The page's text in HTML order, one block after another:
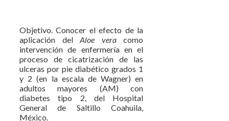
Objetivo. Conocer el efecto de la
aplicación delAloe veracomo
intervención de enfermería en el
proceso de cicatrización de las
ulceras por pie diabético grados 1
y 2 (en la escala de Wagner) en
adultos mayores (AM) con
diabetes tipo 2, del Hospital
General de Saltillo Coahuila,
México.